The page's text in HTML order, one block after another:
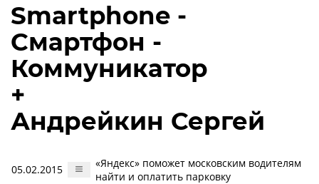
Smartphone -
Смартфон -
Коммуникатор
+
Андрейкин Сергей
05.02.2015
«Яндекс» поможет московским водителям
найти и оплатить парковку